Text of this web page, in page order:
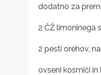
dodatno za
2 ČŽ limoninega
2 pesti orehov,
ovseni kosmiči in